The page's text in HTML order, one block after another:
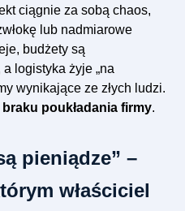
ciągnie za sobą chaos,
lub nadmiarowe
budżety są
logistyka żyje „na
wynikające ze złych ludzi.
braku poukładania firmy.
pieniądze” –
właściciel